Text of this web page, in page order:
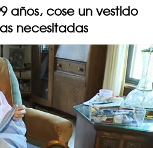
años, cose un vestido
necesitadas